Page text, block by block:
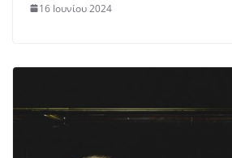
16 Ιουνίου 2024